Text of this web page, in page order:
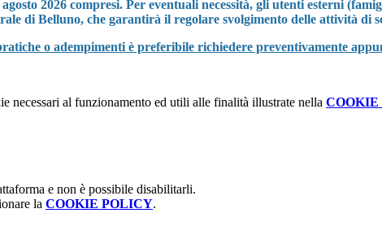
2026 compresi. Per eventuali necessità, gli utenti esterni
di Belluno, che garantirà il regolare svolgimento delle attività di
o adempimenti è preferibile richiedere preventivamente
necessari al funzionamento ed utili alle finalità illustrate nella
e non è possibile disabilitarli.
la COOKIE POLICY.